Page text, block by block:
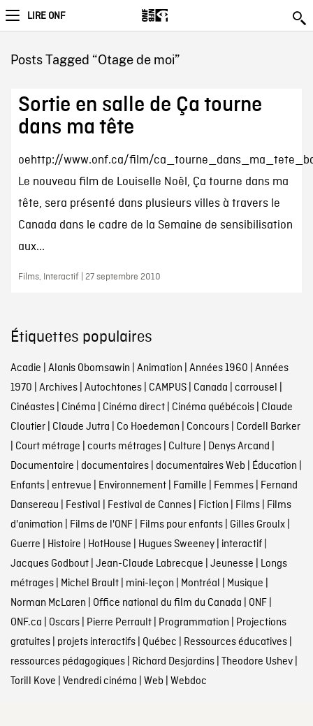
LIRE ONF
Posts Tagged “Otage de moi”
Sortie en salle de Ça tourne
dans ma tête
oehttp://www.onf.ca/film/
Le nouveau film de Louiselle Noël, Ça tourne dans ma
tête, sera présenté dans plusieurs villes à travers le
Canada dans le cadre de la Semaine de sensibilisation
aux...
Films, Interactif | 27 septembre 2010
Étiquettes populaires
Acadie | Alanis Obomsawin | Animation | Années 1960 | Années
1970 | Archives| Autochtones| CAMPUS| Canada | carrousel |
Cinéastes| Cinéma | Cinéma direct| Cinéma québécois| Claude
Cloutier| Claude Jutra | Co Hoedeman | Concours| Cordell Barker
| Court métrage | courts métrages| Culture | Denys Arcand |
Documentaire | documentaires| documentaires Web | Éducation |
Enfants| entrevue | Environnement| Famille | Femmes| Fernand
Dansereau | Festival | Festival de Cannes| Fiction | Films| Films
d'animation | Films de l'ONF| Films pour enfants| Gilles Groulx|
Guerre | Histoire | HotHouse | Hugues Sweeney| interactif|
Jacques Godbout| Jean-Claude Labrecque | Jeunesse | Longs
métrages| Michel Brault| mini-leçon | Montréal | Musique |
Norman McLaren | Office national du film du Canada | ONF|
ONF.ca | Oscars| Pierre Perrault| Programmation | Projections
gratuites| projets interactifs| Québec | Ressources éducatives|
ressources pédagogiques| Richard Desjardins| Theodore Ushev|
Torill Kove | Vendredi cinéma | Web | Webdoc